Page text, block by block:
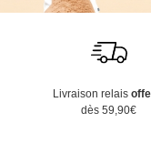
Livraison relais
dès 59,90€